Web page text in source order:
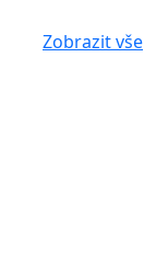
Zobrazit vše